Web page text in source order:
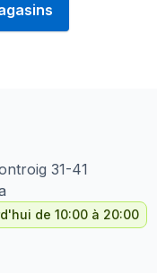
31-41
de 10:00 à 20:00